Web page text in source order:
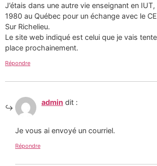
J’étais dans une autre vie enseignant en
1980 au Québec pour un échange avec le
Sur Richelieu.
Le site web indiqué est celui que je vais
place prochainement.
Répondre
admin dit :
Je vous ai envoyé un courriel.
Répondre